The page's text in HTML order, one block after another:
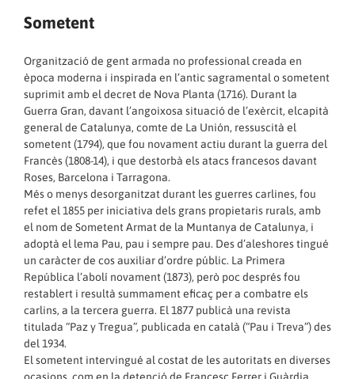
Sometent
Organització de gent armada no professional creada en
època moderna i inspirada en l’antic sagramental o sometent
suprimit amb el decret de Nova Planta (1716). Durant la
Guerra Gran, davant l’angoixosa situació de l’exèrcit, elcapità
general de Catalunya, comte de La Unión, ressuscità el
sometent (1794), que fou novament actiu durant la guerra del
Francès (1808-14), i que destorbà els atacs francesos davant
Roses, Barcelona i Tarragona.
Més o menys desorganitzat durant les guerres carlines, fou
refet el 1855 per iniciativa dels grans propietaris rurals, amb
el nom de Sometent Armat de la Muntanya de Catalunya, i
adoptà el lema Pau, pau i sempre pau. Des d’aleshores tingué
un caràcter de cos auxiliar d’ordre públic. La Primera
República l’abolí novament (1873), però poc després fou
restablert i resultà summament eficaç per a combatre els
carlins, a la tercera guerra. El 1877 publicà una revista
titulada “Paz y Tregua”, publicada en català (“Pau i Treva”) des
del 1934.
El sometent intervingué al costat de les autoritats en diverses